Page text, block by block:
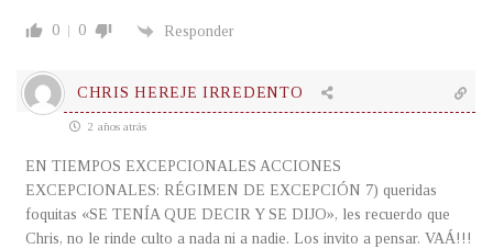
0 0 Responder
CHRIS HEREJE IRREDENTO
2 años atrás
EN TIEMPOS EXCEPCIONALES ACCIONES
EXCEPCIONALES: RÉGIMEN DE EXCEPCIÓN 7) queridas
foquitas «SE TENÍA QUE DECIR Y SE DIJO», les recuerdo que
Chris, no le rinde culto a nada ni a nadie. Los invito a pensar. VAÁ!!!